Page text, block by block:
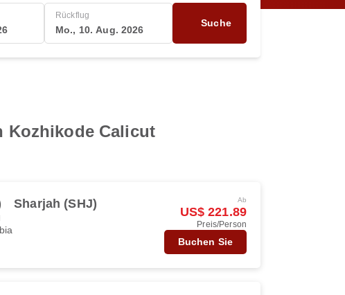
Rückflug
Mo., 10. Aug. 2026
Suche
Kozhikode Calicut
Sharjah (SHJ) Ab
US$ 221.89
Preis/Person
Buchen Sie